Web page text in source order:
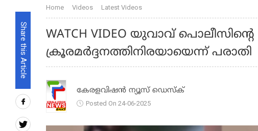
Share this Article
Home Videos Latest Videos
WATCH VIDEO യുവാവ് പൊലീസിന്റെ
ക്രൂരമര്‍ദ്ദനത്തിനിരയായെന്ന് പരാതി
കേരളവിഷൻ ന്യൂസ് ഡെസ്‌ക്
Posted On 24-06-2025